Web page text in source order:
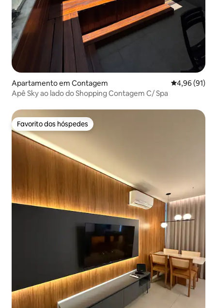
Apartamento em Contagem Classificação
4,96 (91)
Apê Sky ao lado do Shopping Contagem C/ Spa
Favorito dos hóspedes
Favorito dos hóspedes